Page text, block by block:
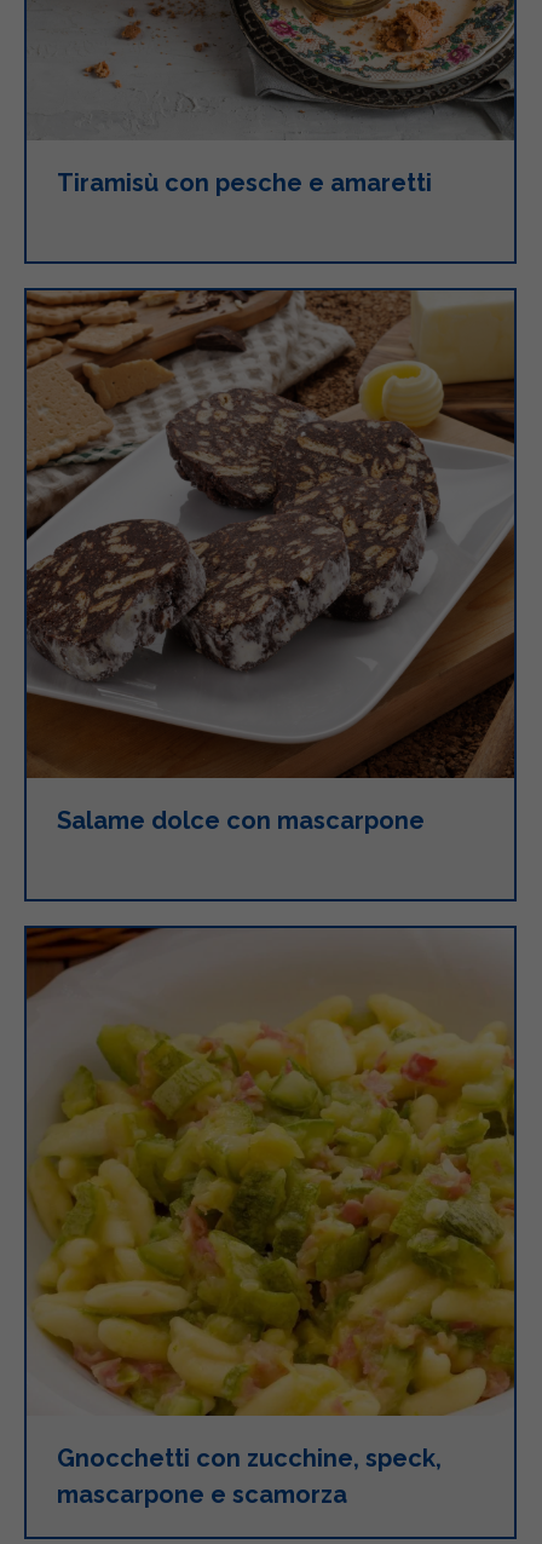
Tiramisù con pesche e amaretti
Salame dolce con mascarpone
Gnocchetti con zucchine, speck,
mascarpone e scamorza